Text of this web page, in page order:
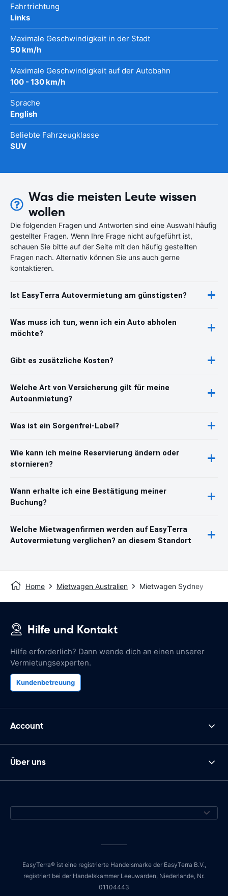
Fahrtrichtung
Links
Maximale Geschwindigkeit in der Stadt
50 km/h
Maximale Geschwindigkeit auf der Autobahn
100 - 130 km/h
Sprache
English
Beliebte Fahrzeugklasse
SUV
Was die meisten Leute wissen
wollen
Die folgenden Fragen und Antworten sind eine Auswahl häufig
gestellter Fragen. Wenn Ihre Frage nicht aufgeführt ist,
schauen Sie bitte auf der Seite mit den häufig gestellten
Fragen nach. Alternativ können Sie uns auch gerne
kontaktieren.
Ist EasyTerra Autovermietung am günstigsten?
Was muss ich tun, wenn ich ein Auto abholen
möchte?
Gibt es zusätzliche Kosten?
Welche Art von Versicherung gilt für meine
Autoanmietung?
Was ist ein Sorgenfrei-Label?
Wie kann ich meine Reservierung ändern oder
stornieren?
Wann erhalte ich eine Bestätigung meiner
Buchung?
Welche Mietwagenfirmen werden auf EasyTerra
Autovermietung verglichen? an diesem Standort
Home Mietwagen Australien Mietwagen Sydney
Hilfe und Kontakt
Hilfe erforderlich? Dann wende dich an einen unserer
Vermietungsexperten.
Kundenbetreuung
Account
Über uns
EasyTerra® ist eine registrierte Handelsmarke der EasyTerra B.V.,
registriert bei der Handelskammer Leeuwarden, Niederlande, Nr.
01104443